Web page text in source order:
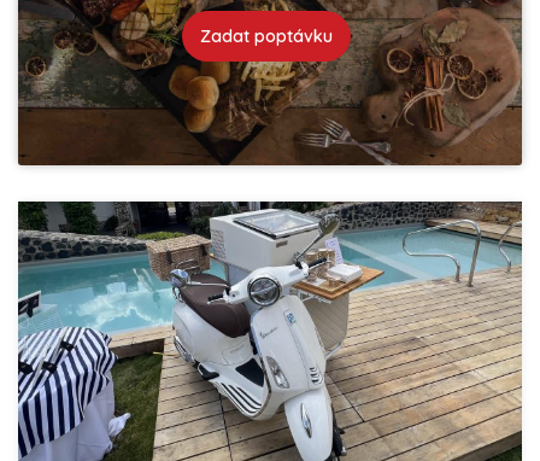
Zadat poptávku